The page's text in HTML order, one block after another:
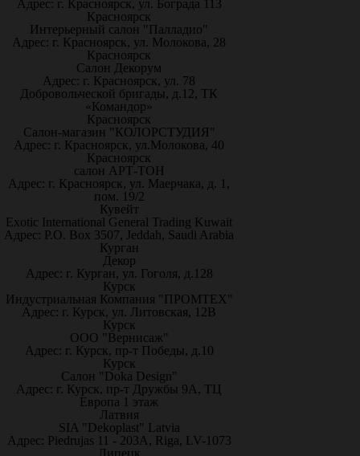
Адрес: г. Красноярск, ул. Бограда 113
Красноярск
Интерьерный салон "Палладио"
Адрес: г. Красноярск, ул. Молокова, 28
Красноярск
Салон Декорум
Адрес: г. Красноярск, ул. 78
Добровольческой бригады, д.12, ТК
«Командор»
Красноярск
Салон-магазин "КОЛОРСТУДИЯ"
Адрес: г. Красноярск, ул.Молокова, 40
Красноярск
салон АРТ-ТОН
Адрес: г. Красноярск, ул. Маерчака, д. 1,
пом. 19/2
Кувейт
Exotic International General Trading Kuwait
Адрес: P.O. Box 3507, Jeddah, Saudi Arabia
Курган
Декор
Адрес: г. Курган, ул. Гоголя, д.128
Курск
Индустриальная Компания "ПРОМТЕХ"
Адрес: г. Курск, ул. Литовская, 12В
Курск
ООО "Вернисаж"
Адрес: г. Курск, пр-т Победы, д.10
Курск
Салон "Doka Design"
Адрес: г. Курск, пр-т Дружбы 9А, ТЦ
Европа 1 этаж
Латвия
SIA "Dekoplast" Latvia
Адрес: Piedrujas 11 - 203A, Riga, LV-1073
Липецк